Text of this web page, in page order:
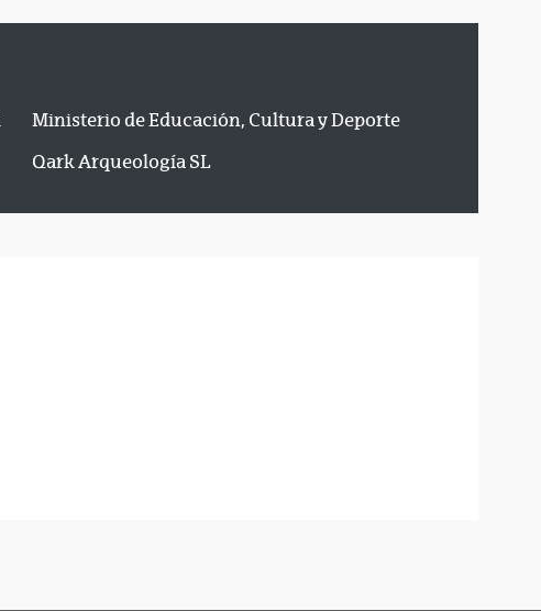
Ministerio de Educación, Cultura y Deporte
Qark Arqueología SL